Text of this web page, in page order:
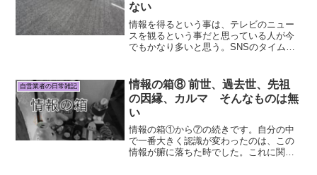
ない
情報を得るという事は、テレビのニュー
スを観るという事だと思っている人が今
でもかなり多いと思う。SNSのタイムラ
調べつくしたのなら、どんな答えでも納
得できる方を選べばいい...
自営業者の日常雑記
情報の箱⑧ 前世、過去世、先祖
の因縁、カルマ そんなものは無
い
情報の箱①から⑦の続きです。自分の中
で一番大きく認識が変わったのは、この
情報が腑に落ちた時でした。これに関し